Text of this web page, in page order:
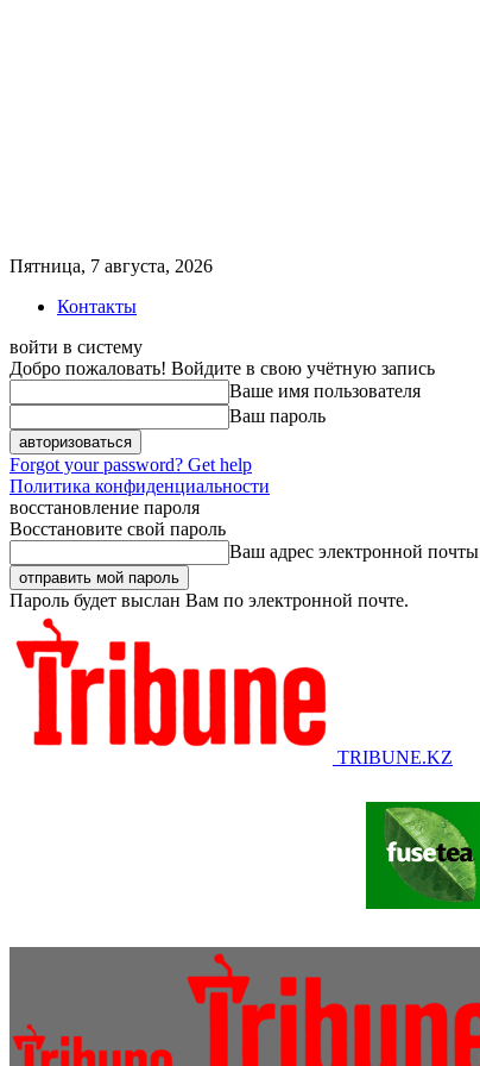
Пятница, 7 августа, 2026
Контакты
войти в систему
Добро пожаловать! Войдите в свою учётную запись
Ваше имя пользователя
Ваш пароль
Forgot your password? Get help
Политика конфиденциальности
восстановление пароля
Восстановите свой пароль
Ваш адрес электронной почты
Пароль будет выслан Вам по электронной почте.
TRIBUNE.KZ